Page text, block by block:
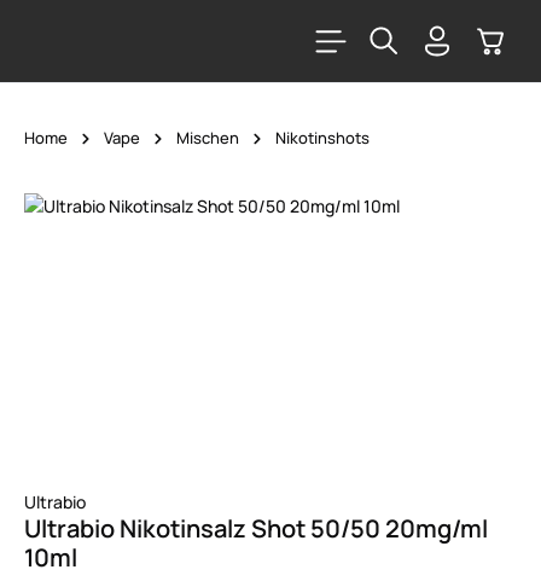
Home Vape Mischen Nikotinshots
Bildergalerie überspringen
Ultrabio
Ultrabio Nikotinsalz Shot 50/50 20mg/ml
10ml